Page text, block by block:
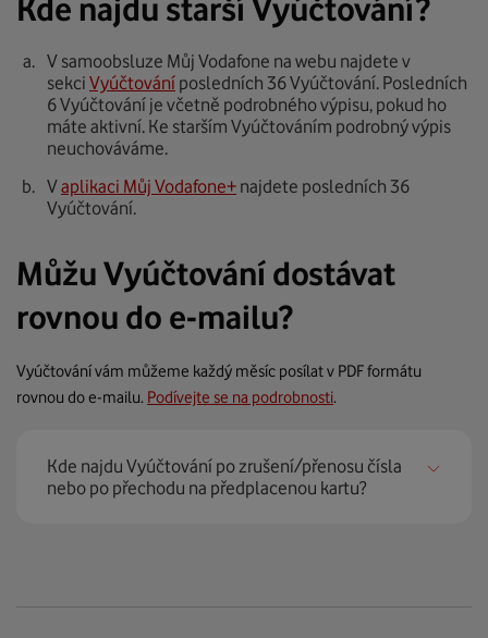
Kde najdu starší Vyúčtování?
V samoobsluze Můj Vodafone na webu najdete v
sekci Vyúčtování posledních 36 Vyúčtování. Posledních
6 Vyúčtování je včetně podrobného výpisu, pokud ho
máte aktivní. Ke starším Vyúčtováním podrobný výpis
neuchováváme.
Vaplikaci Můj Vodafone+ najdete posledních 36
Vyúčtování.
Můžu Vyúčtování dostávat
rovnou do e-mailu?
Vyúčtování vám můžeme každý měsíc posílat v PDF formátu
rovnou do e-mailu. Podívejte se na podrobnosti.
Kde najdu Vyúčtování po zrušení/přenosu čísla
nebo po přechodu na předplacenou kartu?